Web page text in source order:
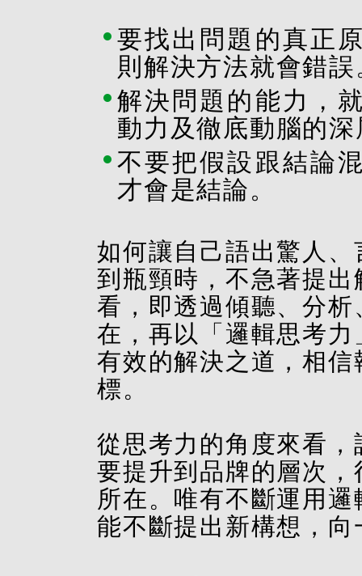
要找出問題的真正
則解決方法就會錯誤
解決問題的能力，
動力及徹底動腦的
不要把假設跟結論
才會是結論。
如何讓自己語出驚人
到瓶頸時，不急著提
看，即透過傾聽、分
在，再以「邏輯思考
有效的解決之道，相
標。
從思考力的角度來看
要提升到品牌的層次
所在。唯有不斷運用
能不斷提出新構想，